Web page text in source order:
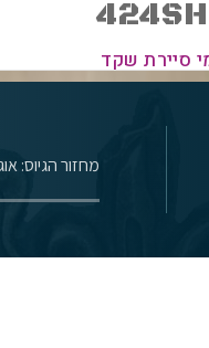
סיירת שקד
מחזור הגיוס: